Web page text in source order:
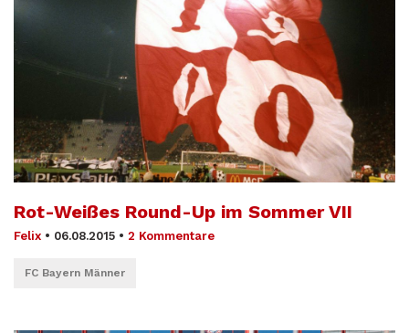
Rot-Weißes Round-Up im Sommer VII
Felix • 06.08.2015 • 2 Kommentare
FC Bayern Männer